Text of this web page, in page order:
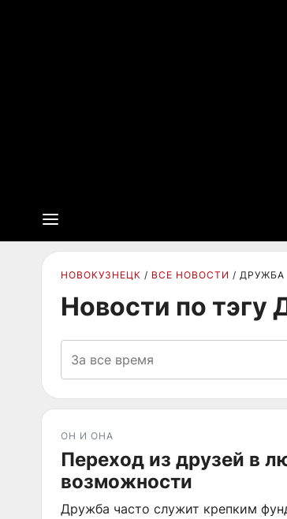
НОВОКУЗНЕЦК ВСЕ НОВОСТИ ДРУЖБА
Новости по тэгу
ОН И ОНА
Переход из друзей в
возможности
Дружба часто служит крепким